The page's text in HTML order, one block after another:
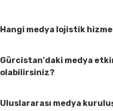
Hangi medya lojistik
Gürcistan'daki medya
olabilirsiniz?
Uluslararası medya